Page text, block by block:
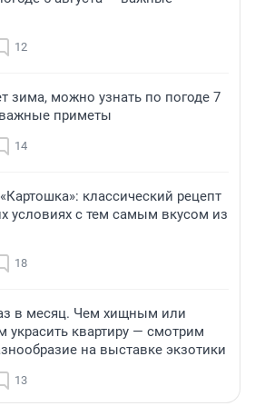
12
зима, можно узнать по погоде 7
приметы
14
классический рецепт
условиях с тем самым вкусом из
18
в месяц. Чем хищным или
украсить квартиру — смотрим
на выставке экзотики
13